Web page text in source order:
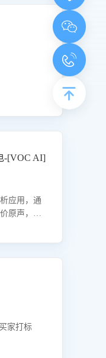
-[VOC AI]
应用，通
原声，精
户痛点驱
家打标